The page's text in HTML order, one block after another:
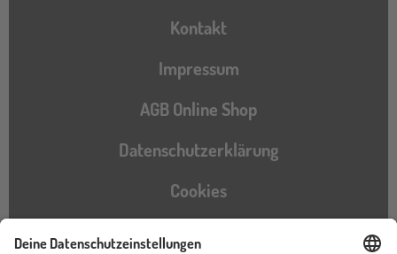
Kontakt
Impressum
AGB Online Shop
Datenschutzerklärung
Cookies
Barrierefreiheitserklärung